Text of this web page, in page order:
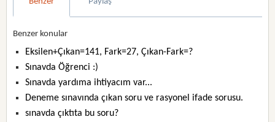
Benzer konular
Eksilen+Çıkan=141, Fark=27, Çıkan-Fark=?
Sınavda Öğrenci :)
Sınavda yardıma ihtiyacım var...
Deneme sınavında çıkan soru ve rasyonel ifade sorusu.
sınavda çıktıta bu soru?